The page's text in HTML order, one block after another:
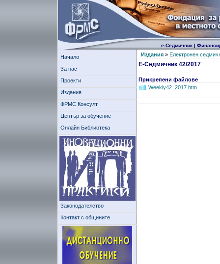
е-Седмичник|
Начало
За нас
Проекти
Издания
ФРМС Консулт
Център за обучение
Онлайн Библиотека
Законодателство
Контакт с общините
Издания» Електронен
Е-Седмичник 42/2017
Прикрепени файлове
Weekly42_2017.htm